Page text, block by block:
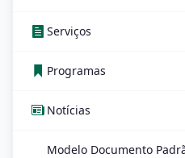
Serviços
Programas
Notícias
Modelo Documento